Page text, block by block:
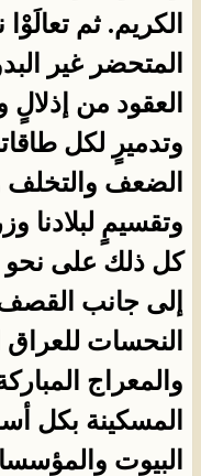
الكريم. ثم
المتحضر غير
العقود من إذلالٍ
وتدميرٍ لكل
الضعف والتخلف
وتقسيمٍ لبلادنا
كل ذلك على
إلى جانب
النحسات
والمعراج
المسكينة بكل
البيوت